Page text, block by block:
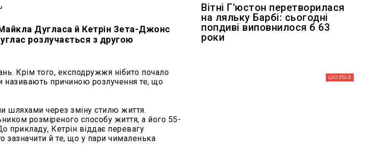
Дугласа й Кетрін Зета-Джонс
розлучається з другою
Крім того, експодружжя нібито почало
називають причиною розлучення те, що
шляхами через зміну стилю життя.
розміреного способу життя, а його 55-
прикладу, Кетрін віддає перевагу
й те, що у пари чималенька
Вітні Г'юстон перетворилася
на ляльку Барбі: сьогодні
попдиві виповнилося б 63
роки
ШОУБIЗ